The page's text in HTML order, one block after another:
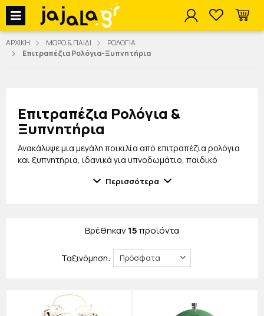
jajala Menu
ΑΡΧΙΚΗ ΜΩΡΟ & ΠΑΙΔΙ
ΡΟΛΟΓΙΑ
Επιτραπέζια Ρολόγια-Ξυπνητήρια
Επιτραπέζια Ρολόγια &
Ξυπνητήρια
Ανακάλυψε μια μεγάλη ποικιλία από επιτραπέζια ρολόγια
και ξυπνητήρια, ιδανικά για υπνοδωμάτιο, παιδικό
συνδυάζουν πρακτικότητα και διακόσμηση, ενώ τα
Στη συλλογή μας θα βρεις ψηφιακά και αναλογικά
ξυπνητήρια, με φωτιζόμενη οθόνη, snooze λειτουργία,
ένδειξη θερμοκρασίας και ημερομηνίας, καθώς και
αθόρυβους μηχανισμούς για ήσυχο ύπνο. Διατίθενται σε
Περισσότερα
Βρέθηκαν15προϊόντα
Ταξινόμηση: